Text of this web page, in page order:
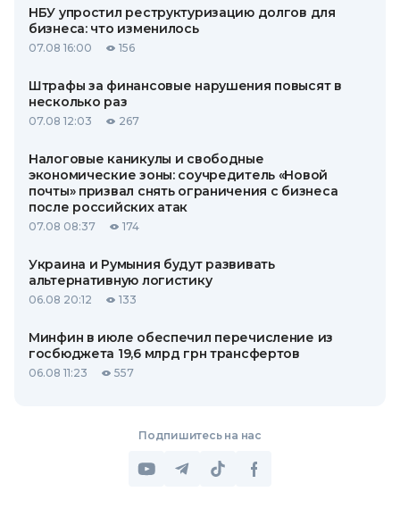
НБУ упростил реструктуризацию долгов для
бизнеса: что изменилось
07.08 16:00 156
Штрафы за финансовые нарушения повысят в
несколько раз
07.08 12:03 267
Налоговые каникулы и свободные
экономические зоны: соучредитель «Новой
почты» призвал снять ограничения с бизнеса
после российских атак
07.08 08:37 174
Украина и Румыния будут развивать
альтернативную логистику
06.08 20:12 133
Минфин в июле обеспечил перечисление из
госбюджета 19,6 млрд грн трансфертов
06.08 11:23 557
Подпишитесь на нас